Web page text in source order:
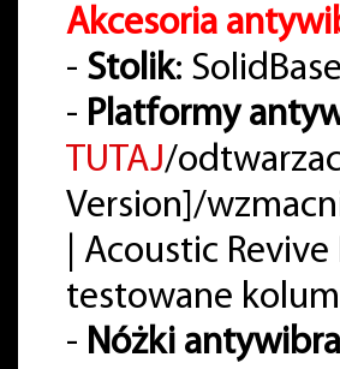
Akcesoria
- Stolik:
- Platformy
TUTAJ/
Version]/
| Acoustic
testowane
- Nóżki